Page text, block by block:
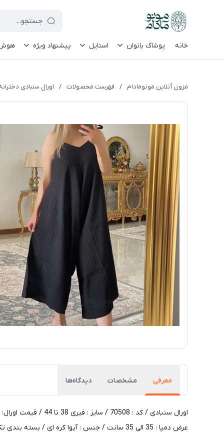
خانه پوشاک بانوان استایل پیشنهاد ویژه هوش
مزون آنلاین مونومادام / فهرست محصولات / اورال سنبادی
معرفی مشخصات دیدگاه‌ها
عرض دمپا : 35 الی 35 سانت / جنس : آیوا کره ای / بسته بندی تک سلفون / کیفیت دوخت و تن خور عالی